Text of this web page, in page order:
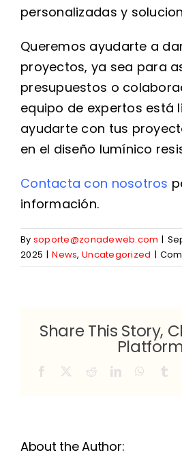
personalizadas y
Queremos ayudarte a
proyectos, ya sea para
presupuestos o
equipo de expertos está
ayudarte con tus
en el diseño lumínico
Contacta con nosotros
información.
By soporte@zonadeweb.com |
2025 | News,Uncategorized |
Share This Story,
Facebook RedditLinkedIn
About the Author: